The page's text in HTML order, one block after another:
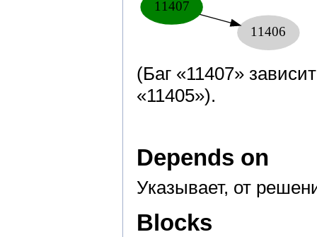
(Баг «11407»
«11405»).
Depends on
Указывает, от
Blocks